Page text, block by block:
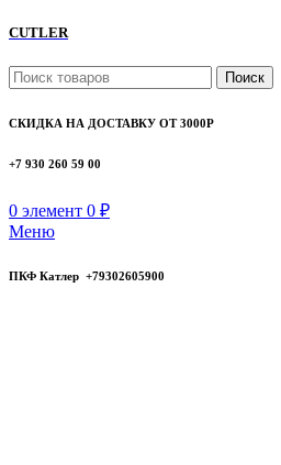
CUTLER
Поиск
СКИДКА НА ДОСТАВКУ ОТ 3000Р
+7 930 260 59 00
0 элемент 0 ₽
Меню
ПКФ Катлер +79302605900